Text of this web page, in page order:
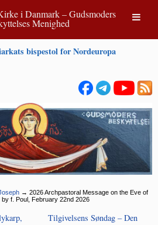
i Danmark – Gudsmoders
Menighed
bispestol for Nordeuropa
→ 2026 Archpastoral Message on the Eve of
by f. Poul, February 22nd 2026
Tilgivelsens Søndag – Den